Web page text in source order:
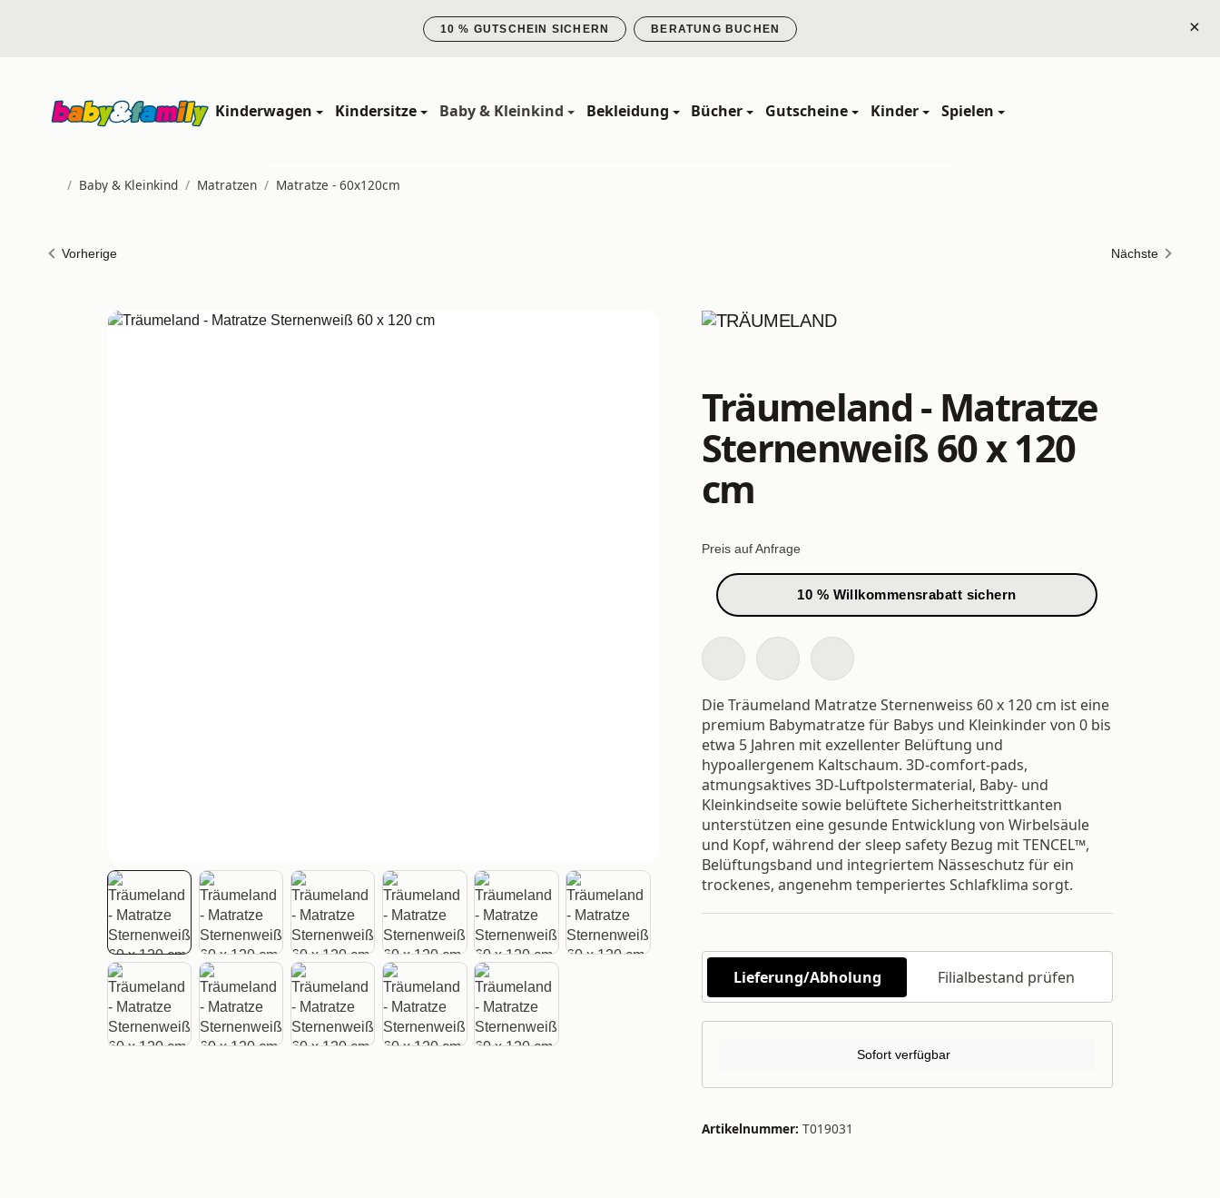
10 % GUTSCHEIN SICHERN BERATUNG BUCHEN ×
Kinderwagen Kindersitze Baby & Kleinkind Bekleidung Bücher Gutscheine Kinder Spielen
/ Baby & Kleinkind / Matratzen / Matratze - 60x120cm
Vorherige Nächste
Träumeland - Matratze
Sternenweiß 60 x 120
cm
Preis auf Anfrage
10 % Willkommensrabatt sichern
Die Träumeland Matratze Sternenweiss 60 x 120 cm ist eine
premium Babymatratze für Babys und Kleinkinder von 0 bis
etwa 5 Jahren mit exzellenter Belüftung und
hypoallergenem Kaltschaum. 3D-comfort-pads,
atmungsaktives 3D-Luftpolstermaterial, Baby- und
Kleinkindseite sowie belüftete Sicherheitstrittkanten
unterstützen eine gesunde Entwicklung von Wirbelsäule
und Kopf, während der sleep safety Bezug mit TENCEL™,
Belüftungsband und integriertem Nässeschutz für ein
trockenes, angenehm temperiertes Schlafklima sorgt.
Lieferung/Abholung Filialbestand prüfen
Sofort verfügbar
Artikelnummer: T019031